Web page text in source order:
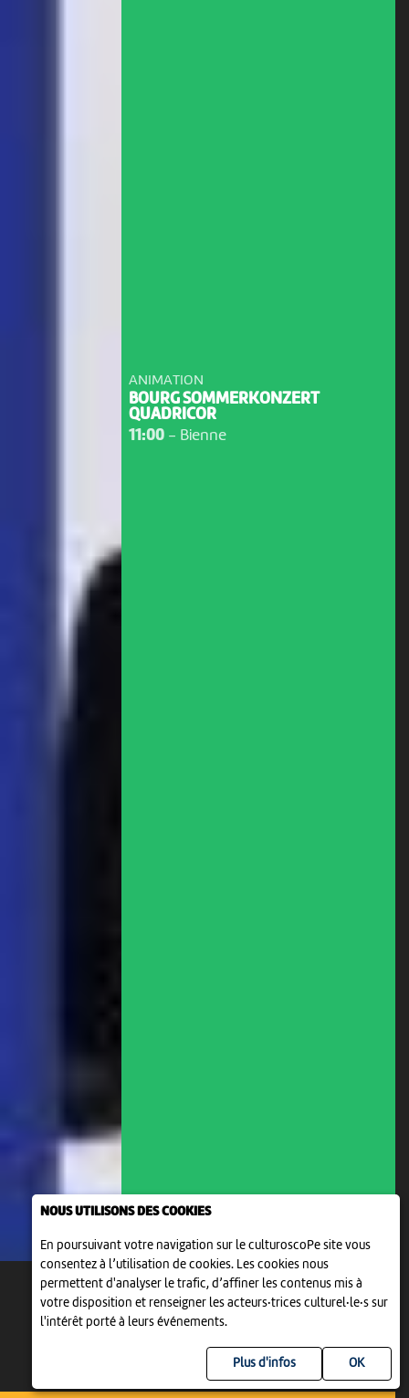
NOUS UTILISONS DES COOKIES
En poursuivant votre navigation sur le culturoscoPe site vous
consentez à l’utilisation de cookies. Les cookies nous
permettent d'analyser le trafic, d’affiner les contenus mis à
votre disposition et renseigner les acteurs·trices culturel·le·s sur
l'intérêt porté à leurs événements.
Plus d'infos
ANIMATION
BOURG SOMMERKONZERT
QUADRICOR
11:00- Bienne